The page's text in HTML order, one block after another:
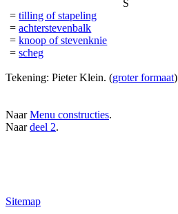
S
=tilling of stapeling
=achterstevenbalk
=knoop of stevenknie
=scheg
Tekening: Pieter Klein. (groter formaat)
NaarMenu constructies.
Naardeel 2.
Sitemap